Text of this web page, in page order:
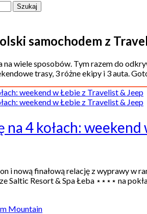
samochodem z
na wiele sposobów. Tym razem do
trasy, 3 różne ekipy i 3 auta.
na 4 kołach:
i nową finałową relację z wyprawy w
Saltic Resort & Spa Łeba ⋆⋆⋆⋆ na